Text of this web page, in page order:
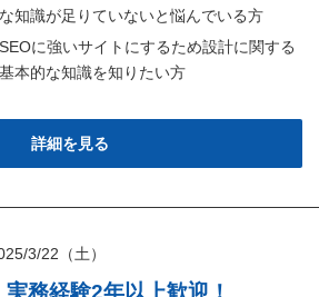
な知識が足りていないと悩んでいる方
SEOに強いサイトにするため設計に関する
基本的な知識を知りたい方
詳細を見る
3/22（土）
務経験2年以上歓迎！